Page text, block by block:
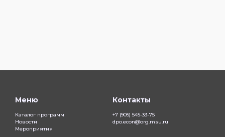
Контакты
+7 (905) 545-33-75
dpo.econ@org.msu.ru
Меню
Каталог программ
Новости
Мероприятия